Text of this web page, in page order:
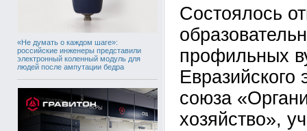
«Не думать о каждом шаге»:
российские инженеры представили
электронный коленный модуль для
людей после ампутации бедра
Состоялось
профильных
Евразийского
союза
хозяйство»,